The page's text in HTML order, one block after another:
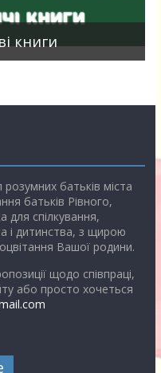
книги
батьків міста
батьків Рівного,
для спілкування,
і дитинства, з щирою
Вашої родини.
щодо співпраці,
або просто хочеться